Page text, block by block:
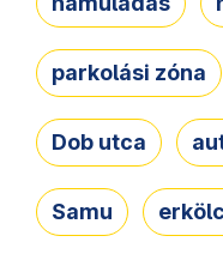
parkolási zóna
Dob utca
Samu